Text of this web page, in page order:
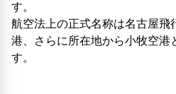
す。
航空法上の正式名称は名古屋飛
港、さらに所在地から小牧空港
す。